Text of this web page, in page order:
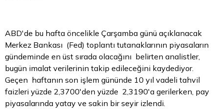
ABD'de bu hafta öncelikle Çarşamba günü açıklanacak
Merkez Bankası (Fed) toplantı tutanaklarının piyasaların
gündeminde en üst sırada olacağını belirten analistler,
bugün imalat verilerinin takip edileceğini kaydediyor.
Geçen haftanın son işlem gününde 10 yıl vadeli tahvil
faizleri yüzde 2,3700'den yüzde 2,3190'a gerilerken, pay
piyasalarında yatay ve sakin bir seyir izlendi.